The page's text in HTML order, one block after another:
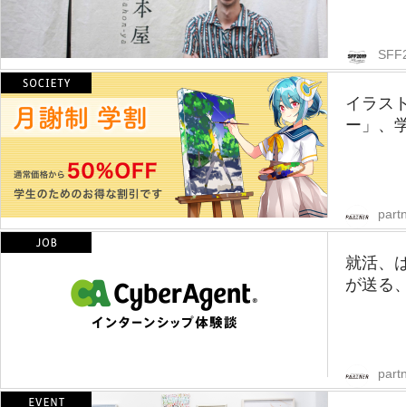
イラス
ー」、
就活、
が送る